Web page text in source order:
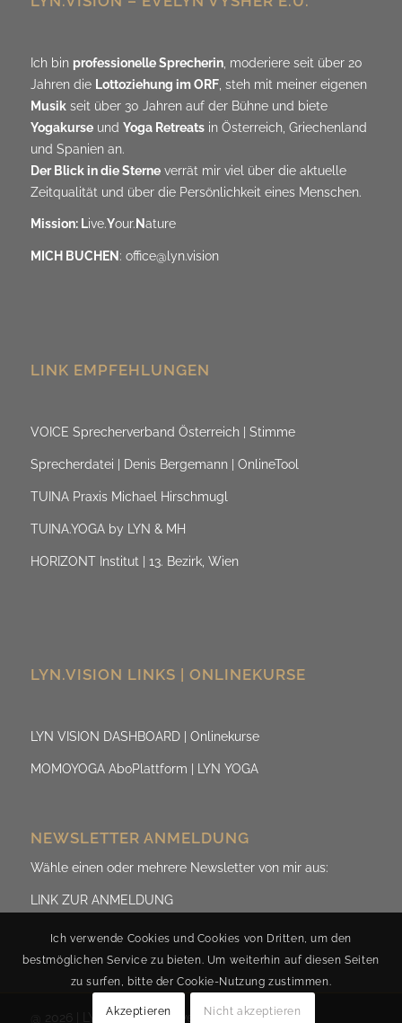
Ich bin professionelle Sprecherin, moderiere seit über 20
Jahren die Lottoziehung im ORF, steh mit meiner eigenen
Musikseit über 30 Jahren auf der Bühne und biete
Yogakurseund Yoga Retreatsin Österreich, Griechenland
und Spanien an.
Der Blick in die Sterneverrät mir viel über die aktuelle
Zeitqualität und über die Persönlichkeit eines Menschen.
Mission: Live.Your. Nature
MICH BUCHEN : office@lyn.vision
LINK EMPFEHLUNGEN
VOICE Sprecherverband Österreich | Stimme
Sprecherdatei | Denis Bergemann | OnlineTool
TUINA Praxis Michael Hirschmugl
TUINA.YOGA by LYN & MH
HORIZONT Institut | 13. Bezirk, Wien
LYN.VISION LINKS | ONLINEKURSE
LYN VISION DASHBOARD | Onlinekurse
MOMOYOGA AboPlattform | LYN YOGA
NEWSLETTER ANMELDUNG
Wähle einen oder mehrere Newsletter von mir aus:
LINK ZUR ANMELDUNG
@ 2026 | LYN.ViSION by Evelyn Fischereder
Ich verwende Cookies und Cookies von Dritten, um den
bestmöglichen Service zu bieten. Um weiterhin auf diesen Seiten
zu surfen, bitte der Cookie-Nutzung zustimmen.
Akzeptieren Nicht akzeptieren